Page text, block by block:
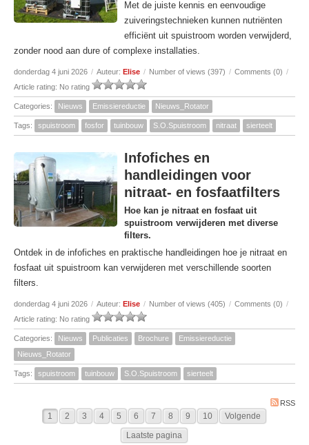
Met de juiste kennis en eenvoudige
zuiveringstechnieken kunnen nutriënten
efficiënt uit spuistroom worden verwijderd,
zonder nood aan dure of complexe installaties.
donderdag 4 juni 2026 / Auteur: Elise / Number of views (397) / Comments (0) /
Article rating: No rating
Categories: Nieuws Emissiereductie Nieuws_Rotator
Tags: spuistroom fosfor tuinbouw S.O.Spuistroom nitraat sierteelt
Infofiches en
handleidingen voor
nitraat- en fosfaatfilters
Hoe kan je nitraat en fosfaat uit
spuistroom verwijderen met diverse
filters.
Ontdek in de infofiches en praktische handleidingen hoe je nitraat en
fosfaat uit spuistroom kan verwijderen met verschillende soorten
filters.
donderdag 4 juni 2026 / Auteur: Elise / Number of views (405) / Comments (0) /
Article rating: No rating
Categories: Nieuws Publicaties Brochure
Emissiereductie
Nieuws_Rotator
Tags: spuistroom tuinbouw S.O.Spuistroom sierteelt
RSS
1 2 3 4 5 6 7 8 9 10
Volgende
Laatste pagina